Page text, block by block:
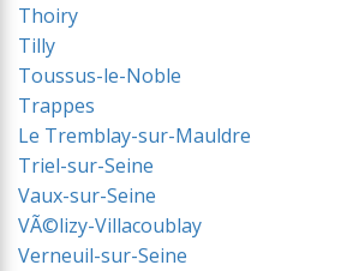
Thoiry
Tilly
Toussus-le-Noble
Trappes
Le Tremblay-sur-Mauldre
Triel-sur-Seine
Vaux-sur-Seine
VÃ©lizy-Villacoublay
Verneuil-sur-Seine